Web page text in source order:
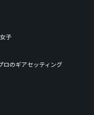
子
ロのギアセッティング